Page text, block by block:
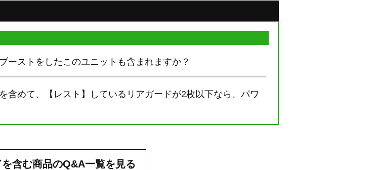
ーストをしたこのユニットも含まれますか？
含めて、【レスト】しているリアガードが2枚以下なら、パワ
含む商品のQ&A一覧を見る